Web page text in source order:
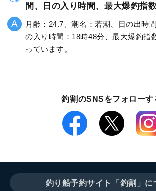
間、日の入り時間、最大爆釣指
月齢：24.7、潮名：若潮、日の出時
の入り時間：18時48分、最大爆釣指
っています。
釣割のSNSをフォローす
釣り船予約サイト「釣割」に